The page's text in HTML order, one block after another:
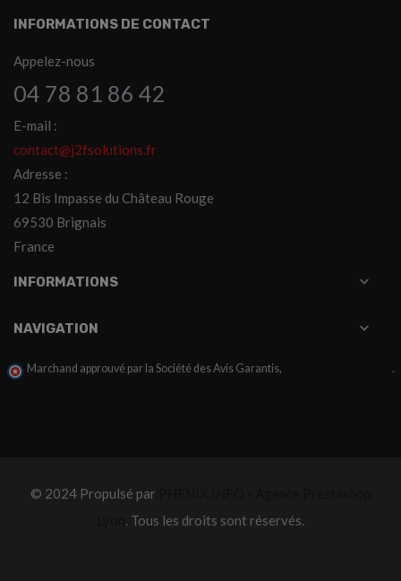
INFORMATIONS DE CONTACT
Appelez-nous
04 78 81 86 42
E-mail :
contact@j2fsolutions.fr
Adresse :
12 Bis Impasse du Château Rouge
69530 Brignais
France
INFORMATIONS 
NAVIGATION 
Marchand approuvé par la Société des Avis Garantis, .
© 2024 Propulsé par
. Tous les droits sont réservés.